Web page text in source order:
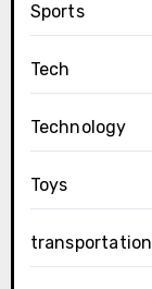
Sports
Tech
Technology
Toys
transportation